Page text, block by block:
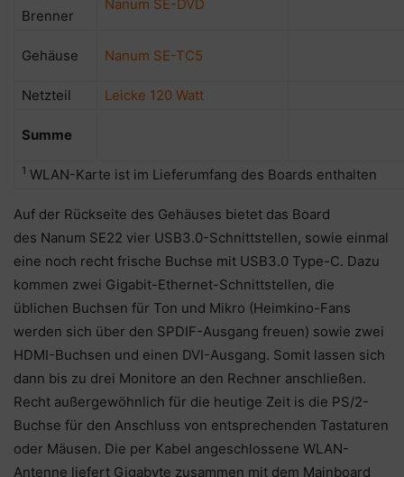
Brenner
Nanum SE-DVD
Gehäuse Nanum SE-TC5
Netzteil Leicke 120 Watt
Summe
1 WLAN-Karte ist im Lieferumfang des Boards enthalten
Auf der Rückseite des Gehäuses bietet das Board
des Nanum SE22 vier USB3.0-Schnittstellen, sowie einmal
eine noch recht frische Buchse mit USB3.0 Type-C. Dazu
kommen zwei Gigabit-Ethernet-Schnittstellen, die
üblichen Buchsen für Ton und Mikro (Heimkino-Fans
werden sich über den SPDIF-Ausgang freuen) sowie zwei
HDMI-Buchsen und einen DVI-Ausgang. Somit lassen sich
dann bis zu drei Monitore an den Rechner anschließen.
Recht außergewöhnlich für die heutige Zeit is die PS/2-
Buchse für den Anschluss von entsprechenden Tastaturen
oder Mäusen. Die per Kabel angeschlossene WLAN-
Antenne liefert Gigabyte zusammen mit dem Mainboard